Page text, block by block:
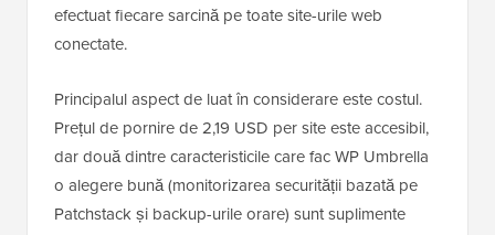
efectuat fiecare sarcină pe toate site-urile web
conectate.
Principalul aspect de luat în considerare este costul.
Prețul de pornire de 2,19 USD per site este accesibil,
dar două dintre caracteristicile care fac WP Umbrella
o alegere bună (monitorizarea securității bazată pe
Patchstack și backup-urile orare) sunt suplimente